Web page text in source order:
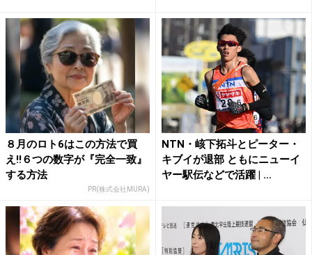
８月のロト6はこの方法で買
え!!６つの数字が『完全一致』
する方法
PR(株式会社MURA)
NTN・峐下拓斗とピーター・
キブイが退部 ともにニューイ
ヤー駅伝などで活躍 | ...